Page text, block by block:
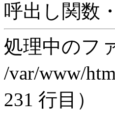
呼出し関数
処理中のフ
/var/www/
231 行目）